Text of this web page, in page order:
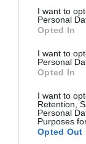
consent section.
I want to
Personal
Opted In
I want to
Personal
Opted In
I want to
Retention,
Personal
Purposes
Opted Out
09/05/2025